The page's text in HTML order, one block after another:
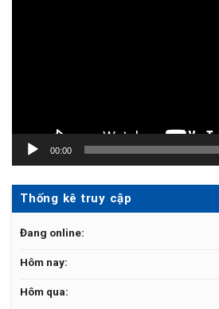
00:00
Thống kê truy cập
Đang online:
Hôm nay:
Hôm qua: